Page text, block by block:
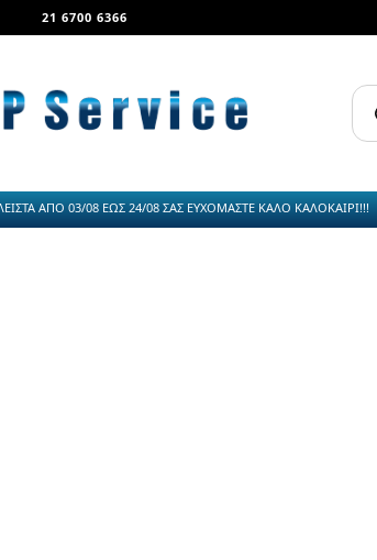
21 6700 6366
ΑΠΟ 03/08 ΕΩΣ 24/08 ΣΑΣ ΕΥΧΟΜΑΣΤΕ ΚΑΛΟ ΚΑΛΟΚΑΙΡΙ!!!